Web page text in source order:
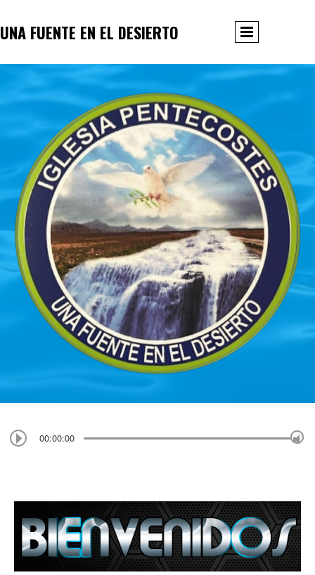
UNA FUENTE EN EL DESIERTO
00:00:00